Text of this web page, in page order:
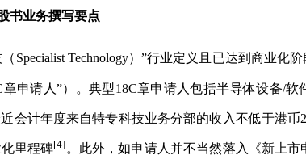
书业务撰写要点
Specialist Technology）”行业定义且已达到商业
章申请人”）。典型18C章申请人包括半导体设备/
会计年度来自特专科技业务分部的收入不低于港币
里程碑[4] 。此外，如申请人并不当然落入《新上